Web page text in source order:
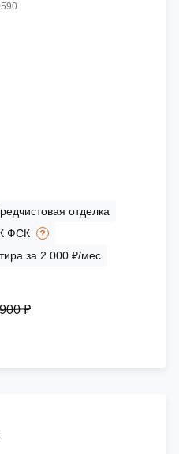
отделка
ФСК
за 2 000 ₽/мес
₽